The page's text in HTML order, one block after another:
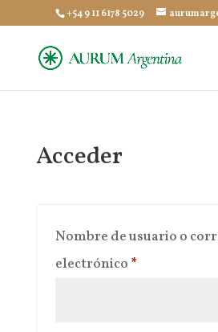
+54 9 11 6178 5029
Acceder
Nombre de usuario o
electrónico *Obligatorio